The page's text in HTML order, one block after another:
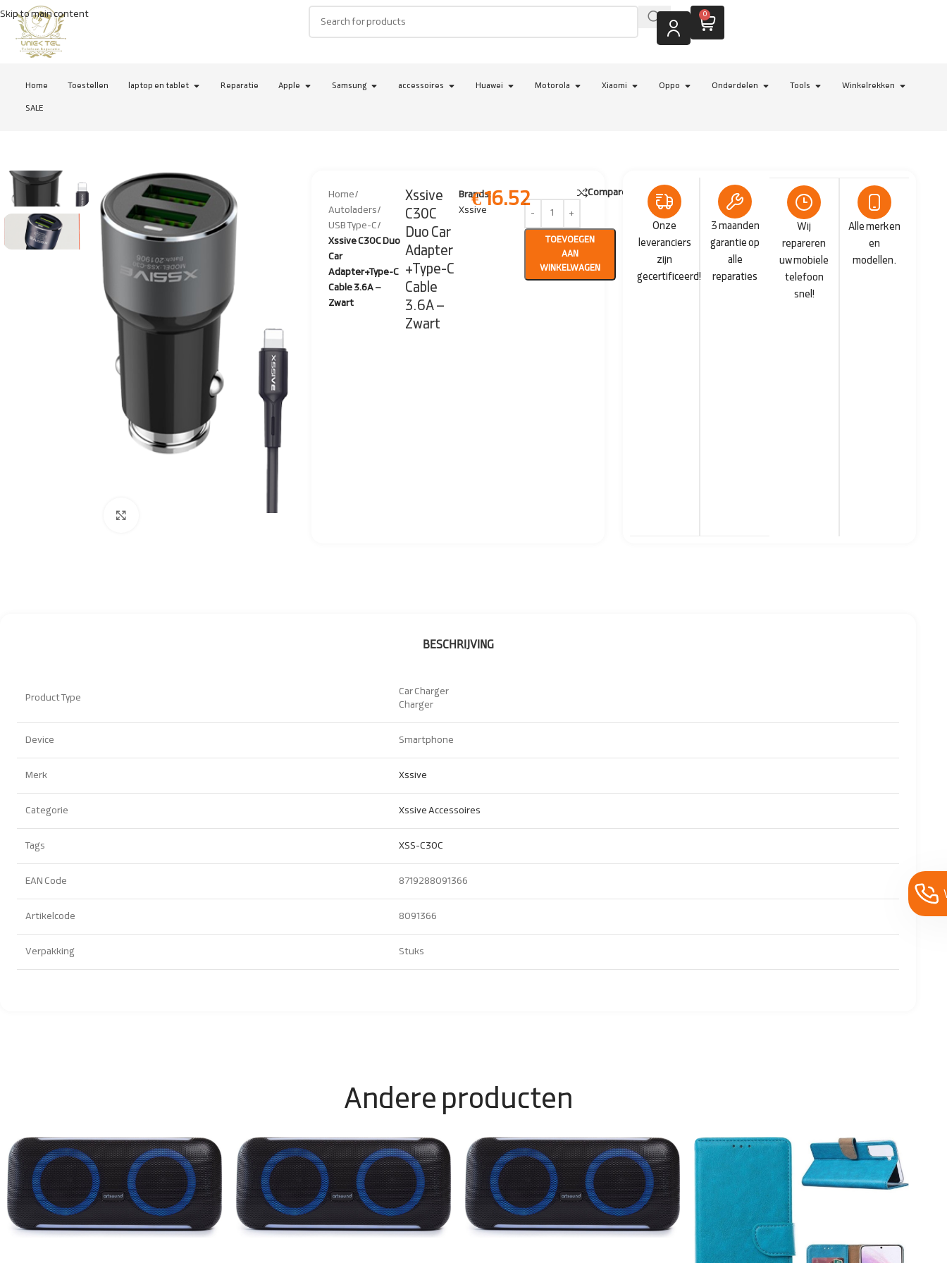
Skip to main content 0
Home Toestellen laptop en tablet Reparatie Apple Samsung accessoires Huawei Motorola Xiaomi Oppo Onderdelen Tools
Winkelrekken
SALE
Home/
Autoladers/
USB Type-C/
Xssive C30C Duo
Car
Adapter+Type-C
Cable 3.6A –
Zwart
Xssive
C30C
Duo Car
Adapter
+Type-C
Cable
3.6A –
Zwart
Brands:
Xssive
€16.52
TOEVOEGEN
AAN
WINKELWAGEN
Compare
Onze
leveranciers
zijn
gecertificeerd!
3 maanden
garantie op
alle
reparaties
Wij
repareren
uw mobiele
telefoon
snel!
Alle merken
en
modellen.
BESCHRIJVING
Product Type
Car Charger
Charger
Device Smartphone
Merk Xssive
Categorie Xssive Accessoires
Tags XSS-C30C
EAN Code 8719288091366
Artikelcode 8091366
Verpakking Stuks
Andere producten